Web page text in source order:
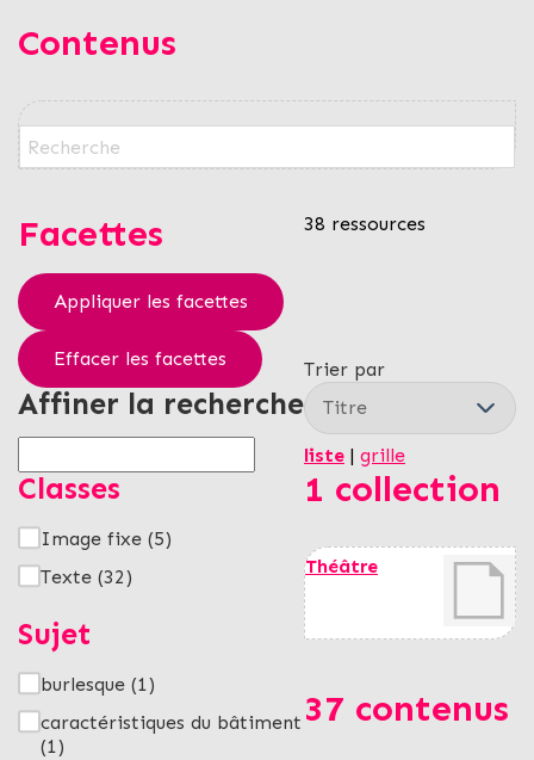
Contenus
38 ressources
Trier par
liste | grille
1 collection
Théâtre
37 contenus
Facettes
Appliquer les facettes
Effacer les facettes
Affiner la recherche
Classes
Image fixe(5)
Texte(32)
Sujet
burlesque(1)
caractéristiques du bâtiment
(1)